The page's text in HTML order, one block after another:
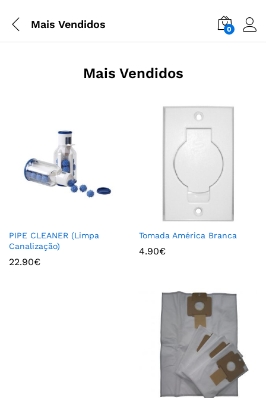
Mais Vendidos 0
Mais Vendidos
PIPE CLEANER (Limpa
Canalização)
22.90€
Tomada América Branca
4.90€